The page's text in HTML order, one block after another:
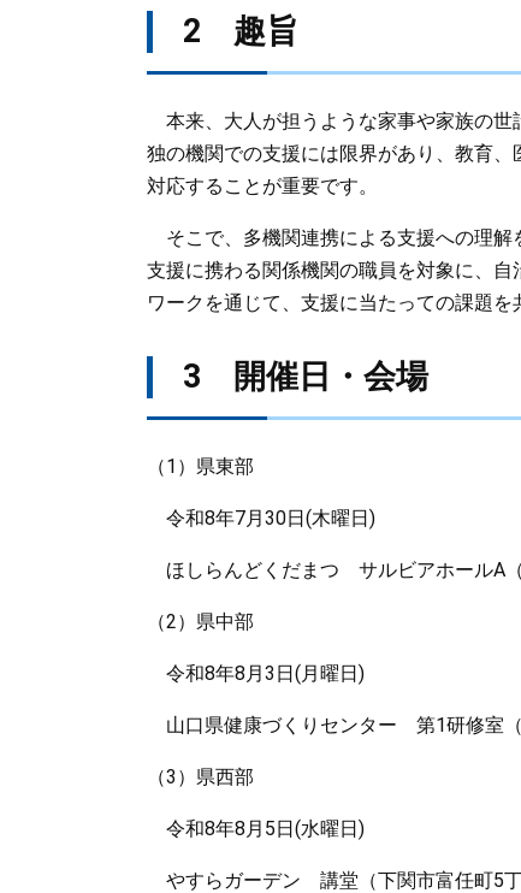
2 趣旨
本来、大人が担うような家事や家族の世
独の機関での支援には限界があり、教育
対応することが重要です。
そこで、多機関連携による支援への理解
支援に携わる関係機関の職員を対象に、
ワークを通じて、支援に当たっての課題
3 開催日・会場
（1）県東部
令和8年7月30日(木曜日)
ほしらんどくだまつ サルビアホールA（
（2）県中部
令和8年8月3日(月曜日)
山口県健康づくりセンター 第1研修室（
（3）県西部
令和8年8月5日(水曜日)
やすらガーデン 講堂（下関市富任町5丁